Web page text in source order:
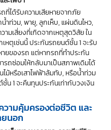
ที่ได้รับความเสียหายจากภัย
ำท่วม, พายุ, ลูกเห็บ, แผ่นดินไหว,
ามเสี่ยงที่เกิดจากเหตุสุดวิสัย ใน
ตุเช่นนี้ ประกันรถยนต์ชั้น 1 จะรับ
ยของรถ แต่หากรถที่ทำประกัน
รถซ่อมให้กลับมาเป็นสภาพเดิมได้
ไม้หรือเสาไฟฟ้าล้มทับ, หรือน้ำท่วม
1 จะคืนทุนประกันเท่ากับวงเงิน
วามคุ้มครองต่อชีวิต และ
นอก